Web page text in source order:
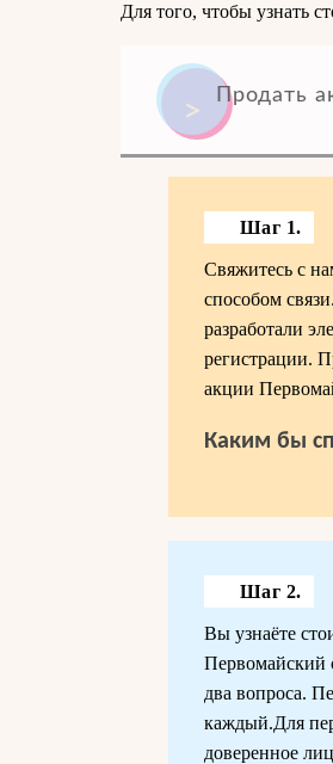
Для того, чтобы узнать
Продать
Шаг 1.
Свяжитесь с
способом
разработали
регистрации.
акции
Каким бы
Шаг 2.
Вы узнаёте
Первомайский
два вопроса.
каждый.Для
доверенное